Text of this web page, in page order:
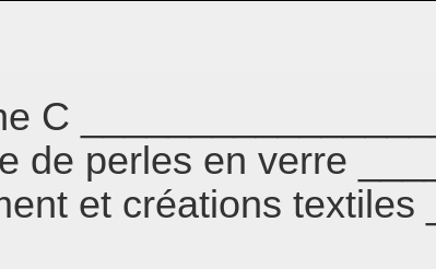
C
de perles en verre
et créations textiles